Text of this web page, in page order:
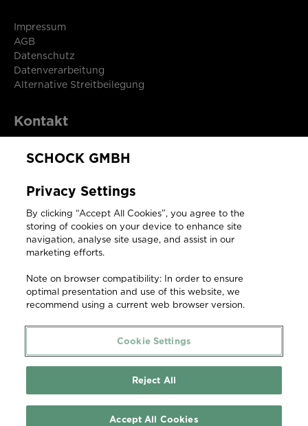
Impressum
AGB
Datenschutz
Datenverarbeitung
Alternative Streitbeilegung
Kontakt
Hofbauerstraße 1
94209 Regen
Deutschland
F +49 9921 600-253
ersatzteilshop@schock.de
Copyright © 2026 SCHOCK GmbH
SCHOCK GMBH
Privacy Settings
By clicking “Accept All Cookies”, you agree to the
storing of cookies on your device to enhance site
navigation, analyse site usage, and assist in our
marketing efforts.
Note on browser compatibility: In order to ensure
optimal presentation and use of this website, we
recommend using a current web browser version.
Cookie Settings
Reject All
Accept All Cookies